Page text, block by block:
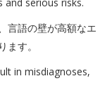
言語の壁が高額なエ
す。
in misdiagnoses,